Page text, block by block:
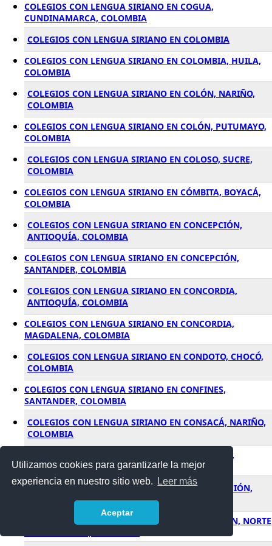
Utilizamos cookies para garantizarle la mejor
experiencia en nuestro sitio web.
Leer más
Aceptar
COLEGIOS CON LENGUA SIRIANO EN COGUA,
CUNDINAMARCA, COLOMBIA
COLEGIOS CON LENGUA SIRIANO EN COLOMBIA
COLEGIOS CON LENGUA SIRIANO EN COLOMBIA, HUILA,
COLOMBIA
COLEGIOS CON LENGUA SIRIANO EN COLÓN, NARIÑO,
COLOMBIA
COLEGIOS CON LENGUA SIRIANO EN COLÓN, PUTUMAYO,
COLOMBIA
COLEGIOS CON LENGUA SIRIANO EN COLOSO, SUCRE,
COLOMBIA
COLEGIOS CON LENGUA SIRIANO EN CÓMBITA, BOYACÁ,
COLOMBIA
COLEGIOS CON LENGUA SIRIANO EN CONCEPCIÓN,
ANTIOQUÍA, COLOMBIA
COLEGIOS CON LENGUA SIRIANO EN CONCEPCIÓN,
SANTANDER, COLOMBIA
COLEGIOS CON LENGUA SIRIANO EN CONCORDIA,
ANTIOQUÍA, COLOMBIA
COLEGIOS CON LENGUA SIRIANO EN CONCORDIA,
MAGDALENA, COLOMBIA
COLEGIOS CON LENGUA SIRIANO EN CONDOTO, CHOCÓ,
COLOMBIA
COLEGIOS CON LENGUA SIRIANO EN CONFINES,
SANTANDER, COLOMBIA
COLEGIOS CON LENGUA SIRIANO EN CONSACÁ, NARIÑO,
COLOMBIA
COLEGIOS CON LENGUA SIRIANO EN CONTADERO,
NARIÑO, COLOMBIA
COLEGIOS CON LENGUA SIRIANO EN CONTRATACIÓN,
SANTANDER, COLOMBIA
COLEGIOS CON LENGUA SIRIANO EN CONVENCIÓN, NORTE